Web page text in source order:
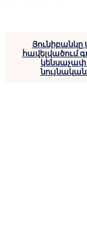
Յունիբանկը
հավելվածում